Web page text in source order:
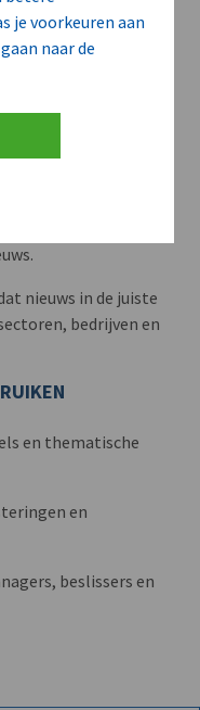
je voorkeuren aan
naar de
begrip.
nieuws in de juiste
bedrijven en
en thematische
en
beslissers en